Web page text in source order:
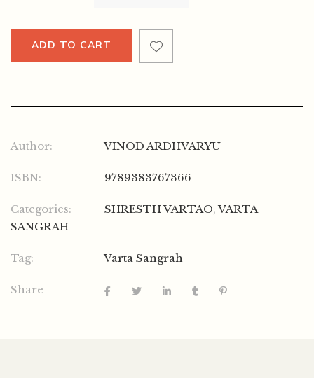
ADD TO CART
Author: VINOD ARDHVARYU
ISBN: 9789383767366
Categories: SHRESTH VARTAO,VARTA
SANGRAH
Tag: Varta Sangrah
Share